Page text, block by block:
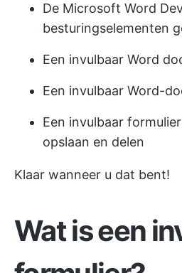
De Microsoft Word
besturingselementen
Een invulbaar Word
Een invulbaar Word-
Een invulbaar
opslaan en delen
Klaar wanneer u dat bent!
Wat is een